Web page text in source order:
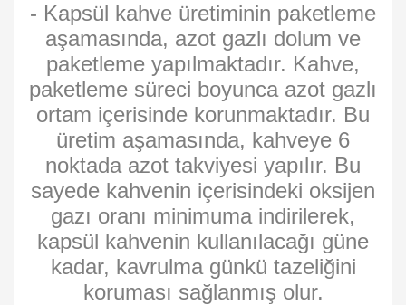
- Kapsül kahve üretiminin paketleme
aşamasında, azot gazlı dolum ve
paketleme yapılmaktadır. Kahve,
paketleme süreci boyunca azot gazlı
ortam içerisinde korunmaktadır. Bu
üretim aşamasında, kahveye 6
noktada azot takviyesi yapılır. Bu
sayede kahvenin içerisindeki oksijen
gazı oranı minimuma indirilerek,
kapsül kahvenin kullanılacağı güne
kadar, kavrulma günkü tazeliğini
koruması sağlanmış olur.